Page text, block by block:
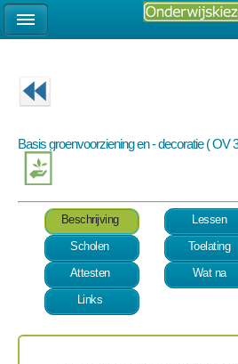
Basis groenvoorziening en - decoratie ( OV
Beschrijving
Lessen
Scholen
Toelating
Attesten
Wat na
Links